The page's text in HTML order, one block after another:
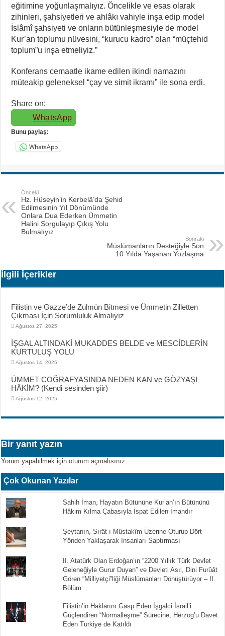
eğitimine yoğunlaşmalıyız. Öncelikle ve esas olarak
zihinleri, şahsiyetleri ve ahlâkı vahiyle inşa edip model
İslâmî şahsiyeti ve onların bütünleşmesiyle de model
Kur’an toplumu nüvesini, “kurucu kadro” olan “müçtehid
toplum”u inşa etmeliyiz.”
Konferans cemaatle ikame edilen ikindi namazını
müteakip geleneksel “çay ve simit ikramı” ile sona erdi.
Share on:
WhatsApp
Bunu paylaş:
WhatsApp
Önceki
Hz. Hüseyin’in Kerbelâ’da Şehid
Edilmesinin Yıl Dönümünde
Onlara Dua Ederken Ümmetin
Halini Sorgulayıp Çıkış Yolu
Bulmalıyız
Sonraki
Müslümanların Desteğiyle Son
10 Yılda Yaşanan Yozlaşma
İlgili İçerikler
Filistin ve Gazze’de Zulmün Bitmesi ve Ümmetin Zilletten
Çıkması İçin Sorumluluk Almalıyız
Ağustos 27, 2025
İŞGAL ALTINDAKİ MUKADDES BELDE ve MESCİDLERİN
KURTULUŞ YOLU
Ağustos 14, 2025
ÜMMET COĞRAFYASINDA NEDEN KAN ve GÖZYAŞI
HÂKİM? (Kendi sesinden şiir)
Ağustos 12, 2025
Bir yanıt yazın
Yorum yapabilmek içinoturum açmalısınız.
Çok Okunan Yazılar
Sahih İman, Hayatın Bütününe Kur’an’ın Bütününü
Hâkim Kılma Çabasıyla İspat Edilen İmandır
Şeytanın, Sırât-ı Müstakîm Üzerine Oturup Dört
Yönden Yaklaşarak İnsanları Saptırması
II. Atatürk Olan Erdoğan’ın “2200 Yıllık Türk Devlet
Geleneğiyle Gurur Duyan” ve Devleti Asıl, Dini Furûât
Gören “Milliyetçi”liği Müslümanları Dönüştürüyor – II.
Bölüm
Filistin’in Haklarını Gasp Eden İşgalci İsrail’i
Güçlendiren “Normalleşme” Sürecine, Herzog’u Davet
Eden Türkiye de Katıldı